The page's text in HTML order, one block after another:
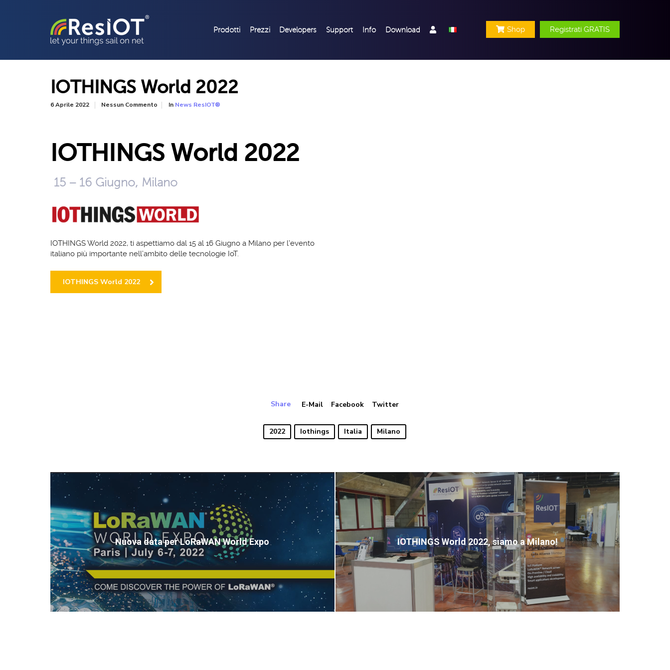
Shop Registrati GRATIS
Prodotti Prezzi Developers Support Info Download
IOTHINGS World 2022
6 Aprile 2022 Nessun Commento In News ResIOT®
IOTHINGS World 2022
15 – 16 Giugno, Milano
IOTHINGS World 2022, ti aspettiamo dal 15 al 16 Giugno a Milano per l’evento
italiano più importante nell’ambito delle tecnologie IoT.
IOTHINGS World 2022
Share E-Mail Facebook Twitter
2022 Iothings Italia Milano
Nuova data per LoRaWAN World Expo IOTHINGS World 2022, siamo a Milano!